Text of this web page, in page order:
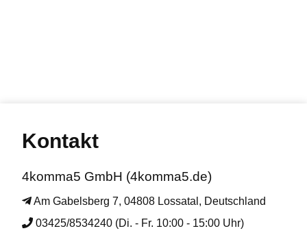
Kontakt
4komma5 GmbH (4komma5.de)
Am Gabelsberg 7, 04808 Lossatal, Deutschland
03425/8534240 (Di. - Fr. 10:00 - 15:00 Uhr)